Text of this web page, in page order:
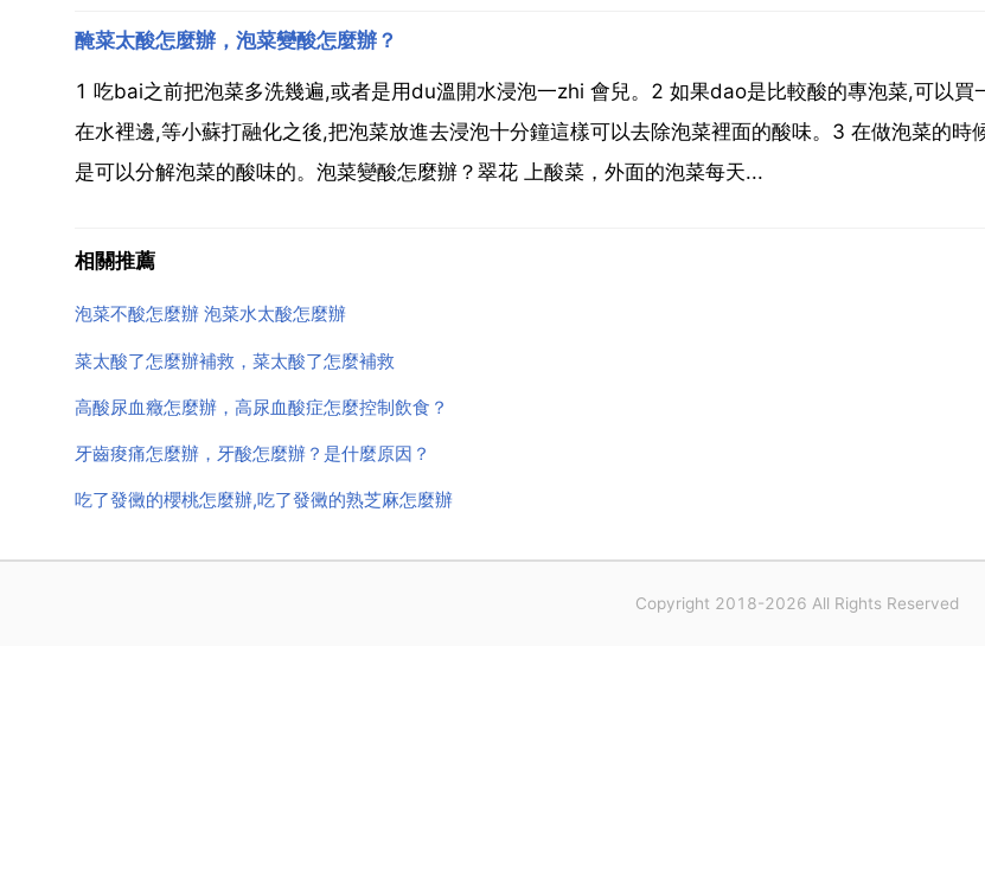
醃菜太酸怎麼辦，泡菜變酸怎麼辦？
1 吃bai之前把泡菜多洗幾遍,或者是用du溫開水浸泡一zhi 會兒。2 如果dao是比較酸的專泡菜,可以買
在水裡邊,等小蘇打融化之後,把泡菜放進去浸泡十分鐘這樣可以去除泡菜裡面的酸味。3 在做泡菜的時
是可以分解泡菜的酸味的。泡菜變酸怎麼辦？翠花 上酸菜，外面的泡菜每天...
相關推薦
泡菜不酸怎麼辦 泡菜水太酸怎麼辦
菜太酸了怎麼辦補救，菜太酸了怎麼補救
高酸尿血癥怎麼辦，高尿血酸症怎麼控制飲食？
牙齒痠痛怎麼辦，牙酸怎麼辦？是什麼原因？
吃了發黴的櫻桃怎麼辦,吃了發黴的熟芝麻怎麼辦
Copyright 2018-2026 All Rights Reserved